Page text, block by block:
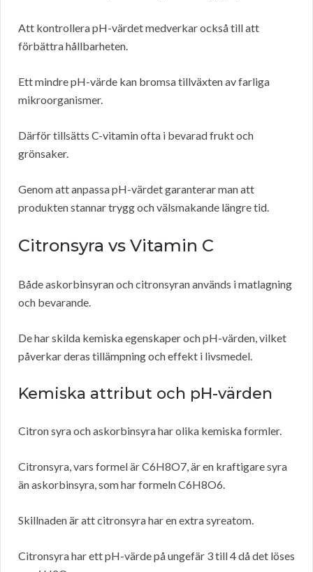
Att kontrollera pH-värdet medverkar också till att
förbättra hållbarheten.
Ett mindre pH-värde kan bromsa tillväxten av farliga
mikroorganismer.
Därför tillsätts C-vitamin ofta i bevarad frukt och
grönsaker.
Genom att anpassa pH-värdet garanterar man att
produkten stannar trygg och välsmakande längre tid.
Citronsyra vs Vitamin C
Både askorbinsyran och citronsyran används i matlagning
och bevarande.
De har skilda kemiska egenskaper och pH-värden, vilket
påverkar deras tillämpning och effekt i livsmedel.
Kemiska attribut och pH-värden
Citron syra och askorbinsyra har olika kemiska formler.
Citronsyra, vars formel är C6H8O7, är en kraftigare syra
än askorbinsyra, som har formeln C6H8O6.
Skillnaden är att citronsyra har en extra syreatom.
Citronsyra har ett pH-värde på ungefär 3 till 4 då det löses